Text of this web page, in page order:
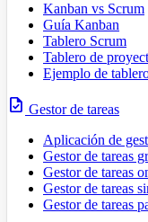
Kanban vs Scrum
Guía Kanban
Tablero Scrum
Tablero de
Ejemplo de
task Gestor de tareas
Aplicación de
Gestor de tareas
Gestor de tareas
Gestor de tareas
Gestor de tareas